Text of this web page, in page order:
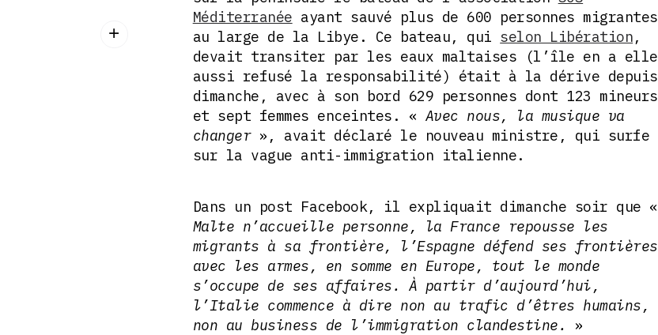
Méditerranée ayant sauvé plus de 600 personnes migrantes
au large de la Libye. Ce bateau, qui selon Libération,
devait transiter par les eaux maltaises (l’île en a elle
aussi refusé la responsabilité) était à la dérive depuis
dimanche, avec à son bord 629 personnes dont 123 mineurs
et sept femmes enceintes. « Avec nous, la musique va
changer», avait déclaré le nouveau ministre, qui surfe
sur la vague anti-immigration italienne.
Dans un post Facebook, il expliquait dimanche soir que «
Malte n’accueille personne, la France repousse les
migrants à sa frontière, l’Espagne défend ses frontières
avec les armes, en somme en Europe, tout le monde
s’occupe de ses affaires. À partir d’aujourd’hui,
l’Italie commence à dire non au trafic d’êtres humains,
non au business de l’immigration clandestine. »